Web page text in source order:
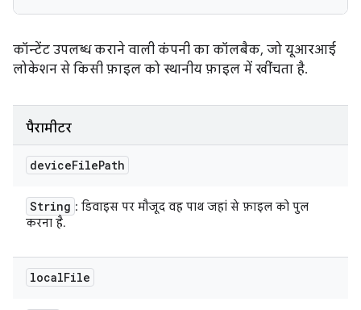
कॉन्टेंट उपलब्ध कराने वाली कंपनी का कॉलबैक, जो यूआरआई
लोकेशन से किसी फ़ाइल को स्थानीय फ़ाइल में खींचता है.
पैरामीटर
deviceFilePath
String : डिवाइस पर मौजूद वह पाथ जहां से फ़ाइल को पुल
करना है.
localFile